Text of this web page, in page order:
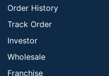
Order History
Track Order
Investor
Wholesale
Franchise